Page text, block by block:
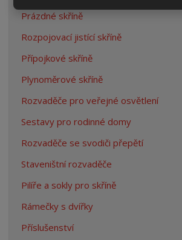
Prázdné skříně
Rozpojovací jistící skříně
Přípojkové skříně
Plynoměrové skříně
Rozvaděče pro veřejné osvětlení
Sestavy pro rodinné domy
Rozvaděče se svodiči přepětí
Staveništní rozvaděče
Pilíře a sokly pro skříně
Rámečky s dvířky
Příslušenství